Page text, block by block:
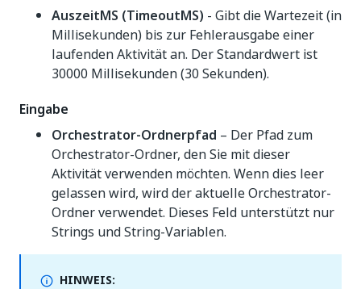
AuszeitMS (TimeoutMS) - Gibt die Wartezeit (in
Millisekunden) bis zur Fehlerausgabe einer
laufenden Aktivität an. Der Standardwert ist
30000 Millisekunden (30 Sekunden).
Eingabe
Orchestrator-Ordnerpfad – Der Pfad zum
Orchestrator-Ordner, den Sie mit dieser
Aktivität verwenden möchten. Wenn dies leer
gelassen wird, wird der aktuelle Orchestrator-
Ordner verwendet. Dieses Feld unterstützt nur
Strings und String-Variablen.
HINWEIS: